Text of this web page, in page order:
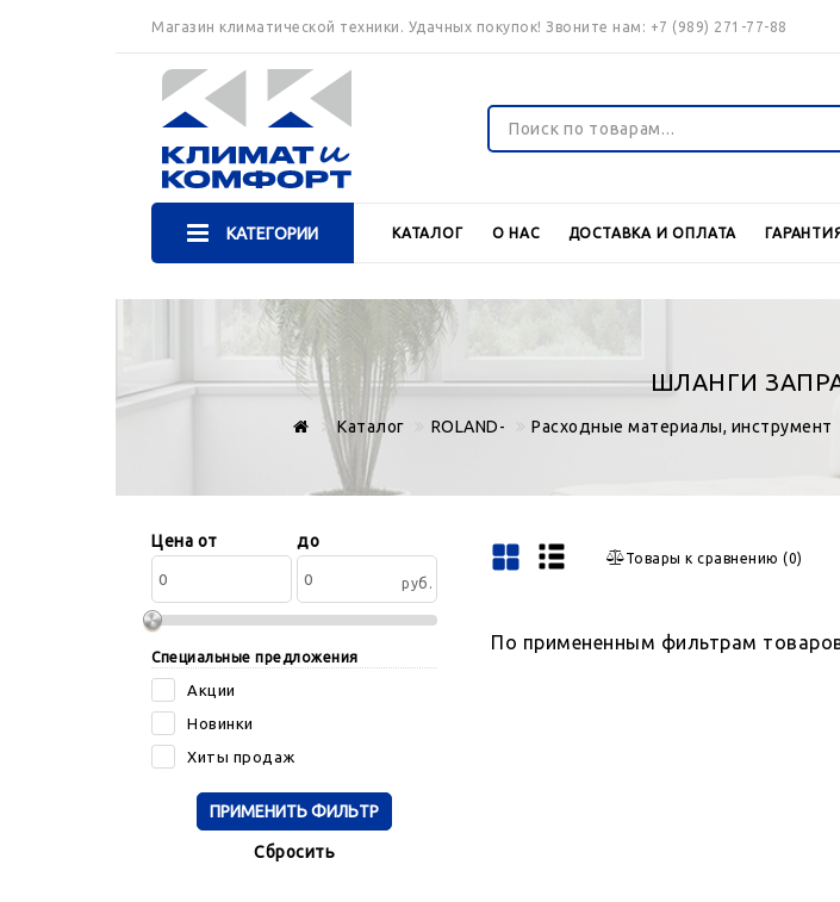
Магазин климатической техники. Удачных покупок! Звоните нам: +7 (989) 271-77-88
КАТЕГОРИИ КАТАЛОГ О НАС ДОСТАВКА И ОПЛАТА
ШЛАНГИ
Каталог ROLAND- Расходные материалы, инструмент
Сортировать
по:
Цена от до
руб.
Специальные предложения
Акции
Новинки
Хиты продаж
Cбросить
Товары к сравнению (0)
По примененным фильтрам